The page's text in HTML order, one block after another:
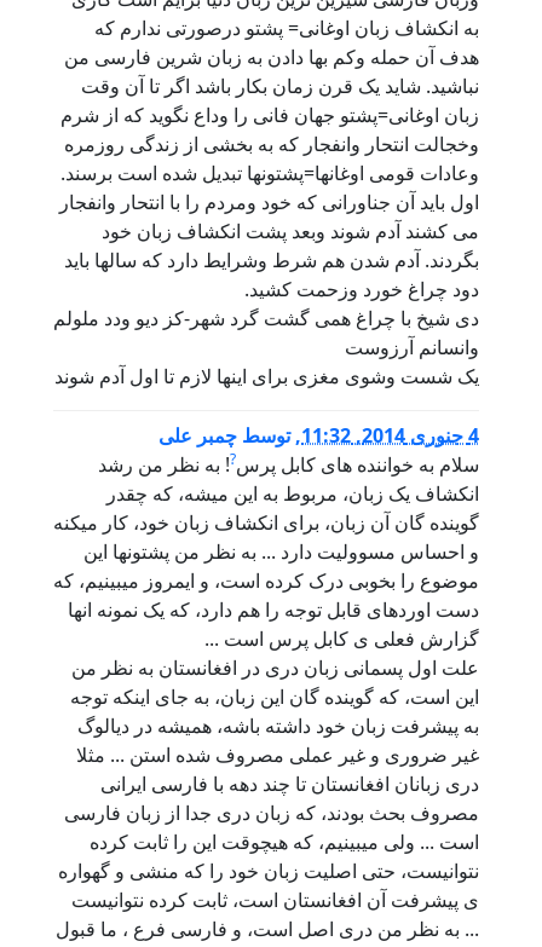
به انکشاف زبان اوغانی= پشتو درصورتی ندارم که
هدف آن حمله وکم بها دادن به زبان شرین فارسی من
نباشید. شاید یک قرن زمان بکار باشد اگر تا آن وقت
زبان اوغانی=پشتو جهان فانی را وداع نگوید که از شرم
وخجالت انتحار وانفجار که به بخشی از زندگی روزمره
وعادات قومی اوغانها=پشتونها تبدیل شده است برسند.
اول باید آن جناورانی که خود ومردم را با انتحار وانفجار
می کشند آدم شوند وبعد پشت انکشاف زبان خود
بگردند. آدم شدن هم شرط وشرایط دارد که سالها باید
دود چراغ خورد وزحمت کشید.
دی شیخ با چراغ همی گشت گرد شهر-کز دیو ودد ملولم
وانسانم آرزوست
یک شست وشوی مغزی برای اینها لازم تا اول آدم شوند
4 جنوری 2014, 11:32 ,توسط چمبر علی
سلام به خواننده های کابل پرس?! به نظر من رشد
انکشاف یک زبان، مربوط به این میشه، که چقدر
گوینده گان آن زبان، برای انکشاف زبان خود، کار میکنه
و احساس مسوولیت دارد ... به نظر من پشتونها این
موضوع را بخوبی درک کرده است، و ایمروز میبینیم، که
دست اوردهای قابل توجه را هم دارد، که یک نمونه انها
گزارش فعلی ی کابل پرس است ...
علت اول پسمانی زبان دری در افغانستان به نظر من
این است، که گوینده گان این زبان، به جای اینکه توجه
به پیشرفت زبان خود داشته باشه، همیشه در دیالوگ
غیر ضروری و غیر عملی مصروف شده استن ... مثلا
دری زبانان افغانستان تا چند دهه با فارسی ایرانی
مصروف بحث بودند، که زبان دری جدا از زبان فارسی
است ... ولی میبینیم، که هیچوقت این را ثابت کرده
نتوانیست، حتی اصلیت زبان خود را که منشی و گهواره
ی پیشرفت آن افغانستان است، ثابت کرده نتوانیست
... به نظر من دری اصل است، و فارسی فرع ، ما قبول